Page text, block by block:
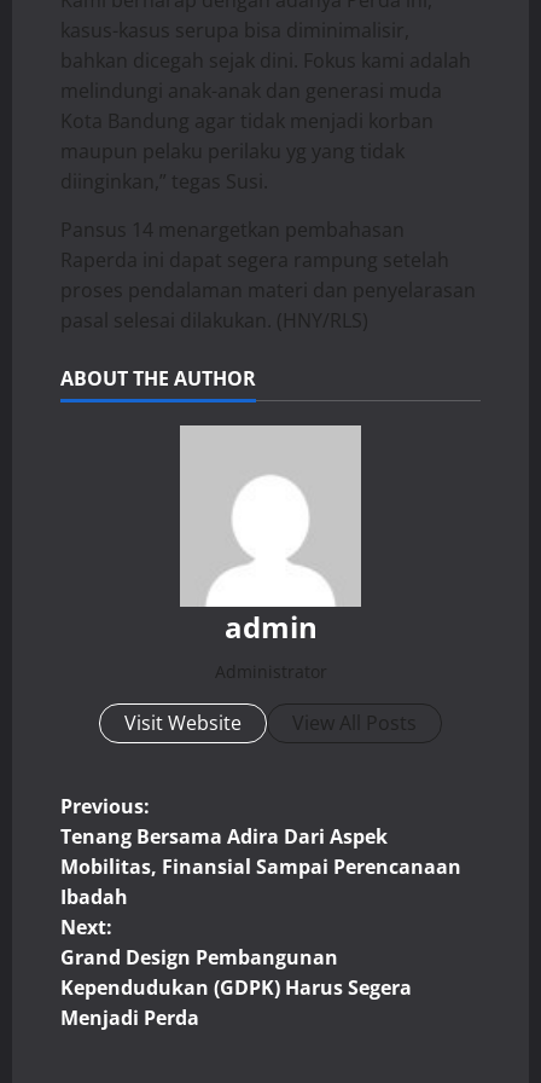
kasus-kasus serupa bisa diminimalisir,
bahkan dicegah sejak dini. Fokus kami adalah
melindungi anak-anak dan generasi muda
Kota Bandung agar tidak menjadi korban
maupun pelaku perilaku yg yang tidak
diinginkan,” tegas Susi.
Pansus 14 menargetkan pembahasan
Raperda ini dapat segera rampung setelah
proses pendalaman materi dan penyelarasan
pasal selesai dilakukan. (HNY/RLS)
ABOUT THE AUTHOR
admin
Administrator
Visit Website View All Posts
P
o
s
t
n
Previous:
Tenang Bersama Adira Dari Aspek
Mobilitas, Finansial Sampai Perencanaan
Ibadah
Next:
Grand Design Pembangunan
Kependudukan (GDPK) Harus Segera
Menjadi Perda